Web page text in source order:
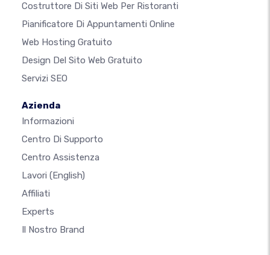
Costruttore Di Siti Web Per Ristoranti
Pianificatore Di Appuntamenti Online
Web Hosting Gratuito
Design Del Sito Web Gratuito
Servizi SEO
Azienda
Informazioni
Centro Di Supporto
Centro Assistenza
Lavori (English)
Affiliati
Experts
Il Nostro Brand